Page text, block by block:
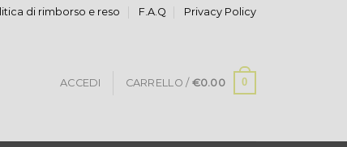
di rimborso e reso F.A.Q Privacy Policy
ACCEDI CARRELLO / €0.00 0